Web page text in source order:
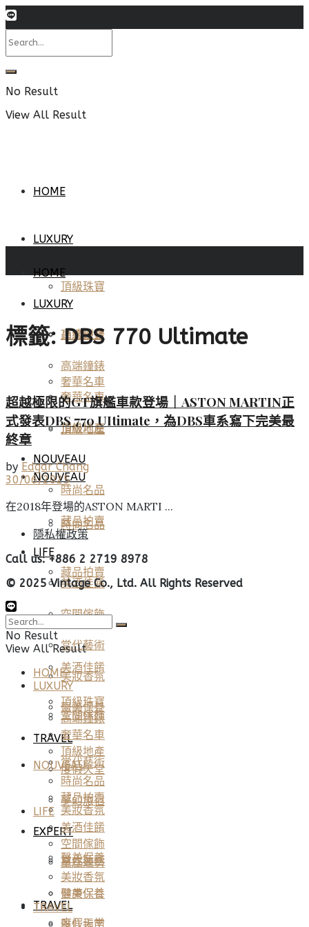
No Result
View All Result
HOME
LUXURY
頂級珠寶
高端鐘錶
奢華名車
頂級地產
NOUVEAU
時尚名品
藏品拍賣
LIFE
美酒佳餚
空間傢飾
當代藝術
美妝香氛
醫美保養
TRAVEL
HOME
LUXURY
頂級珠寶
高端鐘錶
奢華名車
頂級地產
NOUVEAU
時尚名品
藏品拍賣
LIFE
美酒佳餚
空間傢飾
當代藝術
美妝香氛
醫美保養
TRAVEL
度假天堂
夢幻旅宿
EXPERT
星座運勢
健康保養
標籤:DBS 770 Ultimate
超越極限的GT旗艦車款登場｜ASTON MARTIN正
式發表DBS 770 UItimate，為DBS車系寫下完美最
終章
by Edgar Chang
30/06/2025
在2018年登場的ASTON MARTI ...
隱私權政策
Call us: +886 2 2719 8978
© 2025 Vintage Co., Ltd. All Rights Reserved
No Result
View All Result
HOME
LUXURY
頂級珠寶
高端鐘錶
奢華名車
頂級地產
NOUVEAU
時尚名品
藏品拍賣
LIFE
美酒佳餚
空間傢飾
當代藝術
美妝香氛
醫美保養
TRAVEL
度假天堂